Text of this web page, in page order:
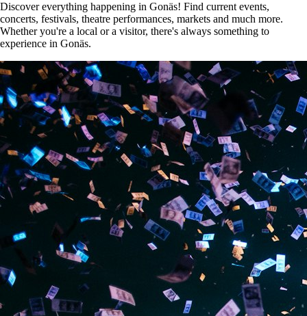
Discover everything happening in Gonäs! Find current events,
concerts, festivals, theatre performances, markets and much more.
Whether you're a local or a visitor, there's always something to
experience in Gonäs.